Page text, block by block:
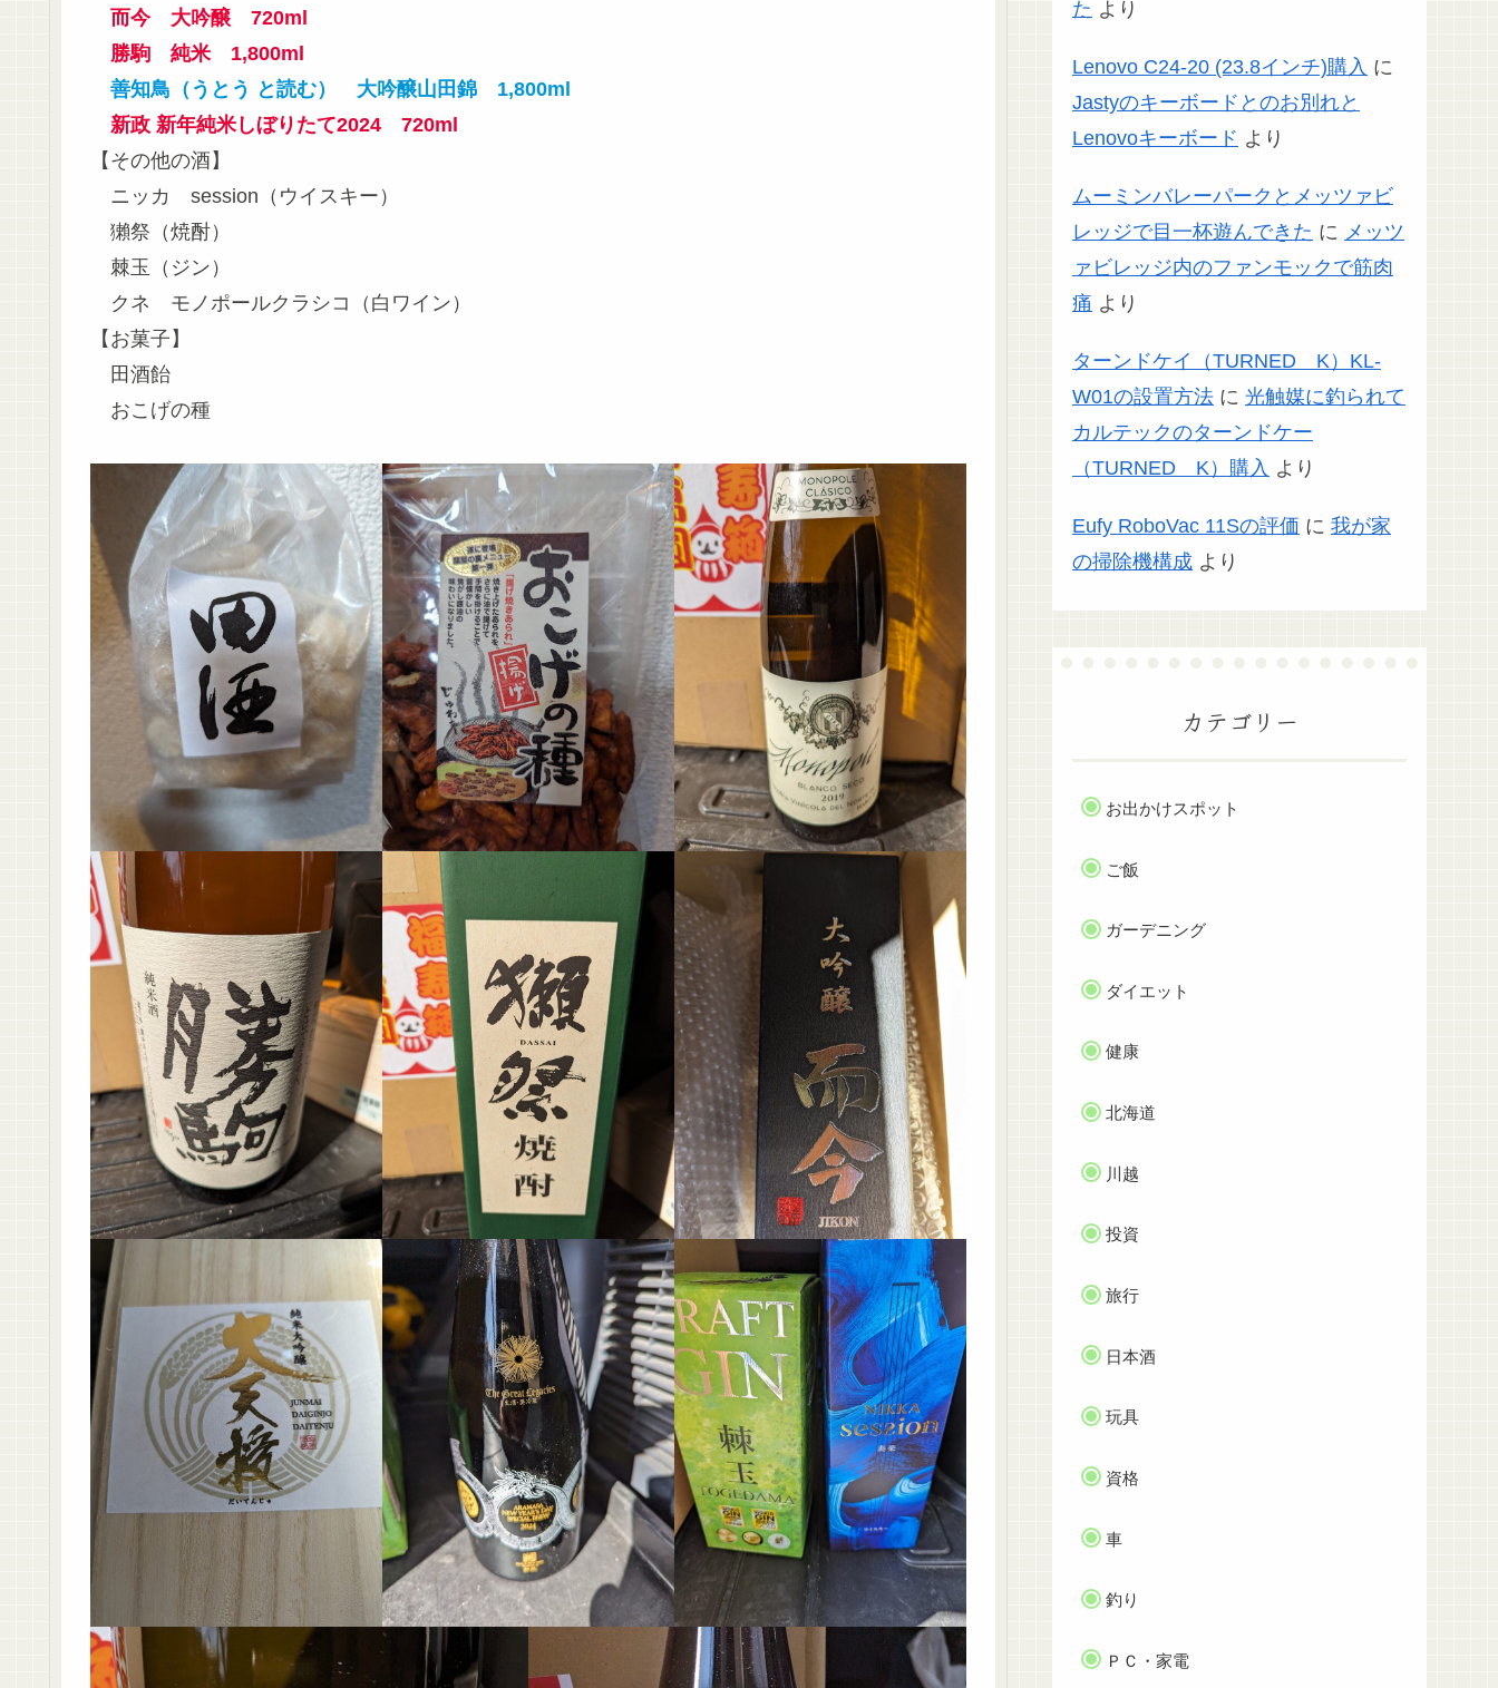
而今 大吟醸 720ml
勝駒 純米 1,800ml
善知鳥（うとう と読む） 大吟醸山田錦 1,800ml
新政 新年純米しぼりたて2024 720ml
【その他の酒】
ニッカ session（ウイスキー）
獺祭（焼酎）
棘玉（ジン）
クネ モノポールクラシコ（白ワイン）
【お菓子】
田酒飴
おこげの種
た より
Lenovo C24-20 (23.8インチ)購入 に
Jastyのキーボードとのお別れと
Lenovoキーボード より
ムーミンバレーパークとメッツァビ
レッジで目一杯遊んできた に メッツ
ァビレッジ内のファンモックで筋肉
痛 より
ターンドケイ（TURNED K）KL-
W01の設置方法 に 光触媒に釣られて
カルテックのターンドケー
（TURNED K）購入 より
Eufy RoboVac 11Sの評価 に 我が家
の掃除機構成 より
カテゴリー
お出かけスポット
ご飯
ガーデニング
ダイエット
健康
北海道
川越
投資
旅行
日本酒
玩具
資格
車
釣り
ＰＣ・家電